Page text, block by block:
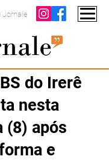
Jornale
do Irerê
nesta
(8) após
e